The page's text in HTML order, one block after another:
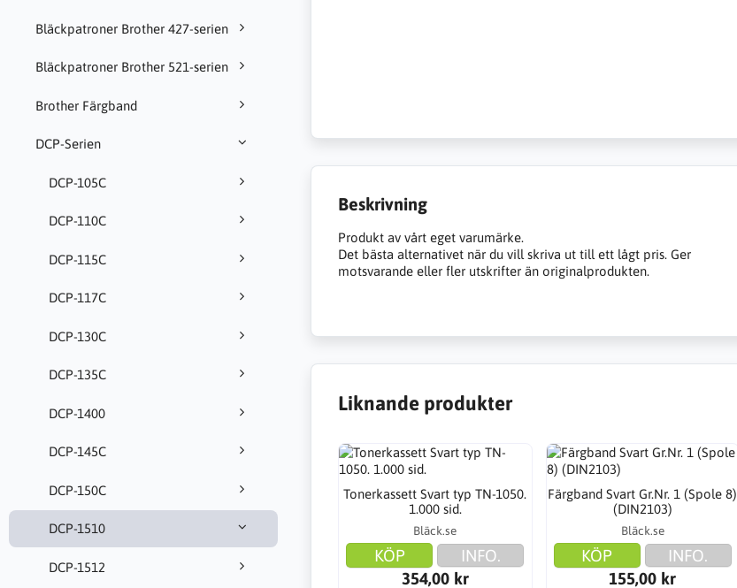
Bläckpatroner Brother 427-serien
Bläckpatroner Brother 521-serien
Brother Färgband
DCP-Serien
DCP-105C
DCP-110C
DCP-115C
DCP-117C
DCP-130C
DCP-135C
DCP-1400
DCP-145C
DCP-150C
DCP-1510
DCP-1512
Beskrivning
Produkt av vårt eget varumärke.
Det bästa alternativet när du vill skriva ut till ett lågt pris. Ger
motsvarande eller fler utskrifter än originalprodukten.
Liknande produkter
Tonerkassett Svart typ TN-1050.
1.000 sid.
Bläck.se
KÖP
INFO.
354,00 kr
Färgband Svart Gr.Nr. 1 (Spole 8)
(DIN2103)
Bläck.se
KÖP
INFO.
155,00 kr